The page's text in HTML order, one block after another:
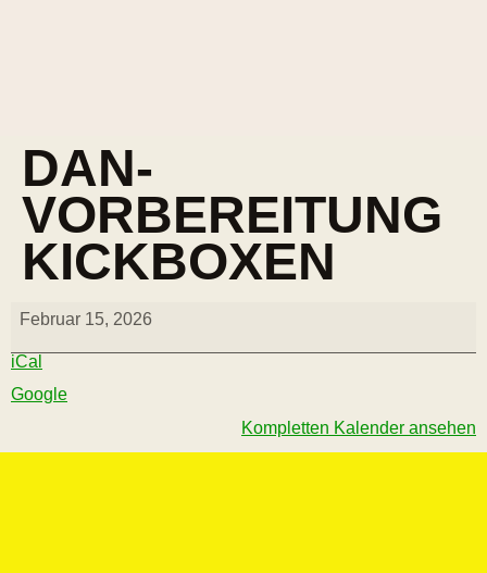
DAN-
VORBEREITUNG
KICKBOXEN
Februar 15, 2026
iCal
Google
Kompletten Kalender ansehen